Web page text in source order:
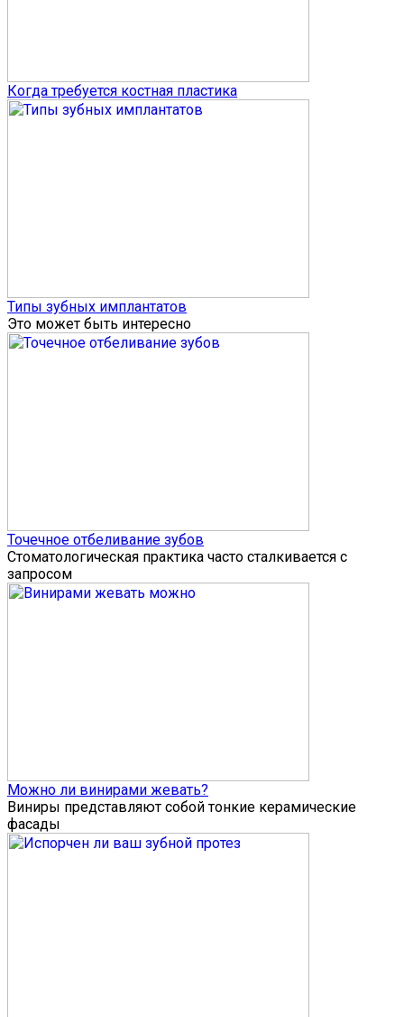
Когда требуется костная пластика
Типы зубных имплантатов
Это может быть интересно
Точечное отбеливание зубов
Стоматологическая практика часто сталкивается с
запросом
Можно ли винирами жевать?
Виниры представляют собой тонкие керамические
фасады